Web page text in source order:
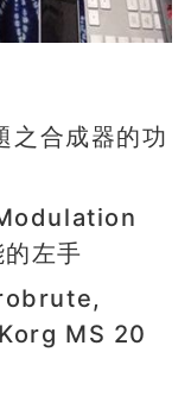
之合成器的功
左手
MS 20